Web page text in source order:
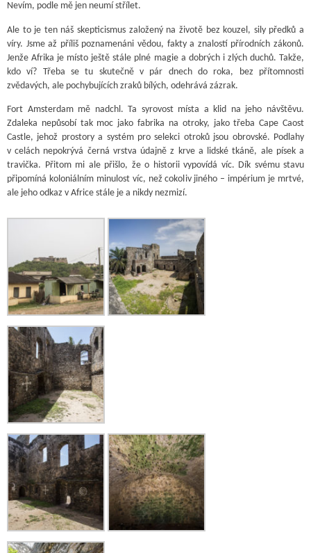
Nevím, podle mě jen neumí střílet.
Ale to je ten náš skepticismus založený na životě bez kouzel, sily předků a
víry. Jsme až příliš poznamenáni vědou, fakty a znalostí přírodních zákonů.
Jenže Afrika je místo ještě stále plné magie a dobrých i zlých duchů. Takže,
kdo ví? Třeba se tu skutečně v pár dnech do roka, bez přítomnosti
zvědavých, ale pochybujících zraků bílých, odehrává zázrak.
Fort Amsterdam mě nadchl. Ta syrovost místa a klid na jeho návštěvu.
Zdaleka nepůsobí tak moc jako fabrika na otroky, jako třeba Cape Caost
Castle, jehož prostory a systém pro selekci otroků jsou obrovské. Podlahy
v celách nepokrývá černá vrstva údajně z krve a lidské tkáně, ale písek a
travička. Přitom mi ale přišlo, že o historii vypovídá víc. Dík svému stavu
připomíná koloniálním minulost víc, než cokoliv jiného – impérium je mrtvé,
ale jeho odkaz v Africe stále je a nikdy nezmizí.